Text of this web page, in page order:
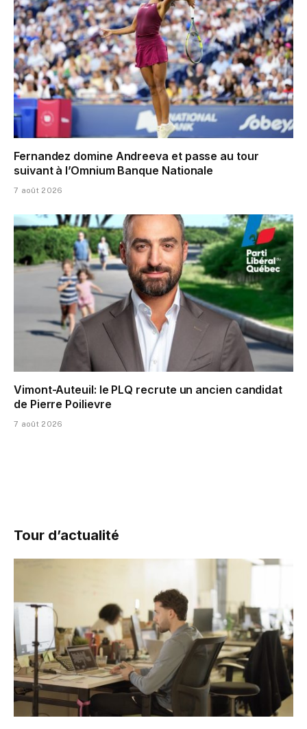
Fernandez domine Andreeva et passe au tour
suivant à l’Omnium Banque Nationale
7 août 2026
Vimont-Auteuil: le PLQ recrute un ancien candidat
de Pierre Poilievre
7 août 2026
Tour d’actualité